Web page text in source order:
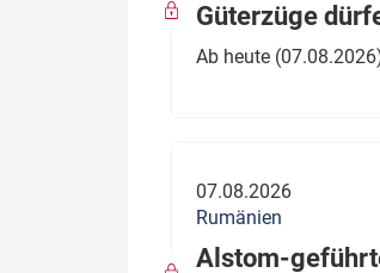
Güterzüge
Ab heute
07.08.2026
Rumänien
Alstom-